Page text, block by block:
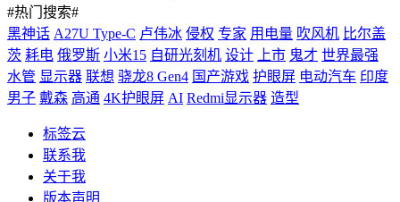
#热门搜索#
黑神话 A27U Type-C 卢伟冰 侵权 专家 用电量 吹风机 比尔盖
茨 耗电 俄罗斯 小米15 自研光刻机 设计 上市 鬼才 世界最强
水管 显示器 联想 骁龙8 Gen4 国产游戏 护眼屏 电动汽车 印度
男子 戴森 高通 4K护眼屏 AI Redmi显示器 造型
标签云
联系我
关于我
版本声明